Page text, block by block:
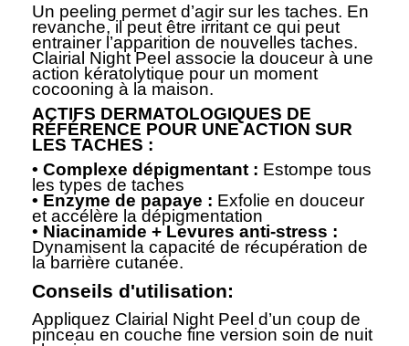
Un peeling permet d’agir sur les taches. En
revanche, il peut être irritant ce qui peut
entrainer l’apparition de nouvelles taches.
Clairial Night Peel associe la douceur à une
action kératolytique pour un moment
cocooning à la maison.
ACTIFS DERMATOLOGIQUES DE
RÉFÉRENCE POUR UNE ACTION SUR
LES TACHES :
• Complexe dépigmentant : Estompe tous
les types de taches
• Enzyme de papaye : Exfolie en douceur
et accélère la dépigmentation
• Niacinamide + Levures anti-stress :
Dynamisent la capacité de récupération de
la barrière cutanée.
Conseils d'utilisation:
Appliquez Clairial Night Peel d’un coup de
pinceau en couche fine version soin de nuit